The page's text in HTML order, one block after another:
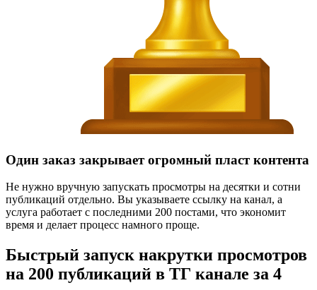
Один заказ закрывает огромный пласт контента
Не нужно вручную запускать просмотры на десятки и сотни
публикаций отдельно. Вы указываете ссылку на канал, а
услуга работает с последними 200 постами, что экономит
время и делает процесс намного проще.
Быстрый запуск накрутки просмотров
на 200 публикаций в ТГ канале за 4